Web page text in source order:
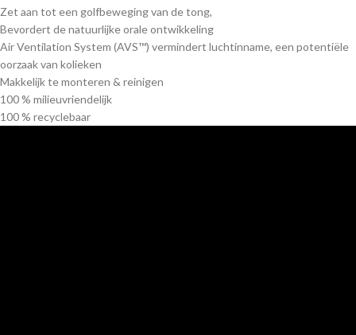
Zet aan tot een golfbeweging van de tong,
Bevordert de natuurlijke orale ontwikkeling
Air Ventilation System (AVS™) vermindert luchtinname, een potentiële
oorzaak van kolieken
Makkelijk te monteren & reinigen
100 % milieuvriendelijk
100 % recyclebaar